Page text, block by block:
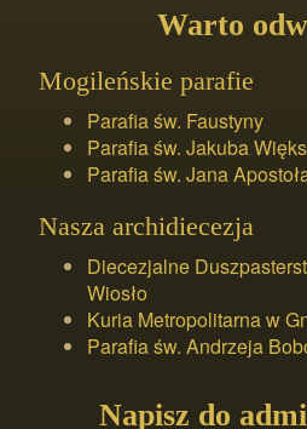
Warto
Mogileńskie parafie
Parafia św. Faustyny
Parafia św. Jakuba
Parafia św. Jana
Nasza archidiecezja
Diecezjalne
Wiosło
Kuria Metropolitarna w
Parafia św. Andrzeja
Napisz do